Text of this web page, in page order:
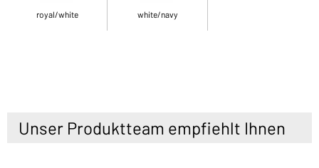
royal/white white/navy
Unser Produktteam empfiehlt Ihnen